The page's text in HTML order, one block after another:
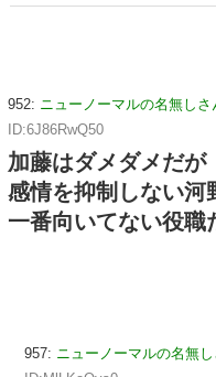
いと二度と行ってあげな
952: ニューノーマルの名無しさ
ID:6J86RwQ50
加藤はダメダメだが
感情を抑制しない河
一番向いてない役
957: ニューノーマルの名無し